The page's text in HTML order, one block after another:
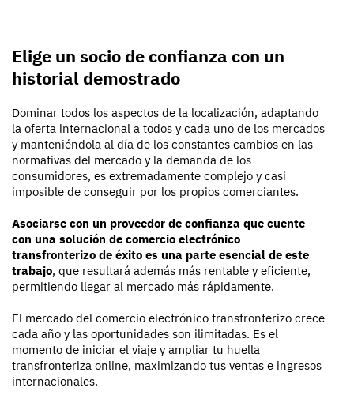
Elige un socio de confianza con un
historial demostrado
Dominar todos los aspectos de la localización, adaptando
la oferta internacional a todos y cada uno de los mercados
y manteniéndola al día de los constantes cambios en las
normativas del mercado y la demanda de los
consumidores, es extremadamente complejo y casi
imposible de conseguir por los propios comerciantes.
Asociarse con un proveedor de confianza que cuente
con una solución de comercio electrónico
transfronterizo de éxito es una parte esencial de este
trabajo, que resultará además más rentable y eficiente,
permitiendo llegar al mercado más rápidamente.
El mercado del comercio electrónico transfronterizo crece
cada año y las oportunidades son ilimitadas. Es el
momento de iniciar el viaje y ampliar tu huella
transfronteriza online, maximizando tus ventas e ingresos
internacionales.